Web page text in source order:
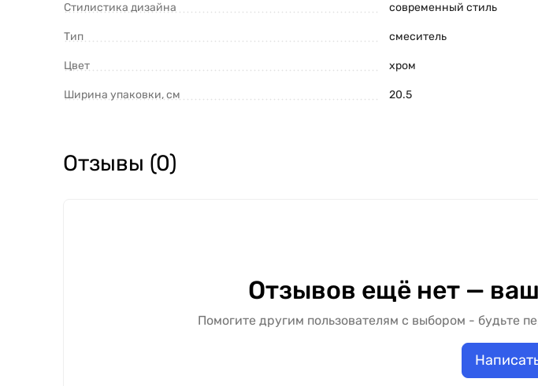
Стилистика дизайна современный стиль
Тип смеситель
Цвет хром
Ширина упаковки, см 20.5
Отзывы (0)
Отзывов ещё нет —
Помогите другим пользователям с выбором - будьте